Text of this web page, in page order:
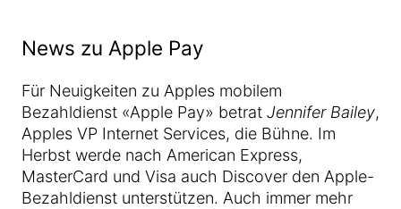
News zu Apple Pay
Für Neuigkeiten zu Apples mobilem
Bezahldienst «Apple Pay» betrat Jennifer Bailey,
Apples VP Internet Services, die Bühne. Im
Herbst werde nach American Express,
MasterCard und Visa auch Discover den Apple-
Bezahldienst unterstützen. Auch immer mehr